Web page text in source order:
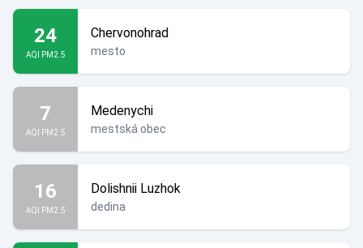
24
AQI PM2.5
Chervonohrad
mesto
7
AQI PM2.5
Medenychi
mestská obec
16
AQI PM2.5
Dolishnii Luzhok
dedina